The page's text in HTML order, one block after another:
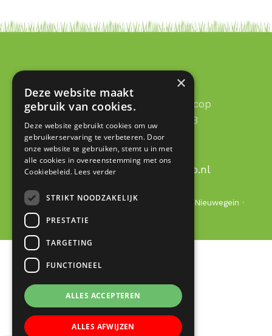
Contact
RK Basisschool Lucas Galecop
Aert de Gelderhage 1 - 3
3437 KB Nieuwegein
030 – 60 377 49
Email:info@lucas-galecop.nl
© Copyright 2020 - 2026Lucas Galecop Nieuwegein ·
×
Deze website maakt
gebruik van cookies.
Deze website gebruikt cookies om uw
gebruikerservaring te verbeteren. Door
onze website te gebruiken, stemt u in met
alle cookies in overeenstemming met ons
Cookiebeleid. Lees verder
STRIKT NOODZAKELIJK
PRESTATIE
TARGETING
FUNCTIONEEL
ALLES ACCEPTEREN
ALLES AFWIJZEN